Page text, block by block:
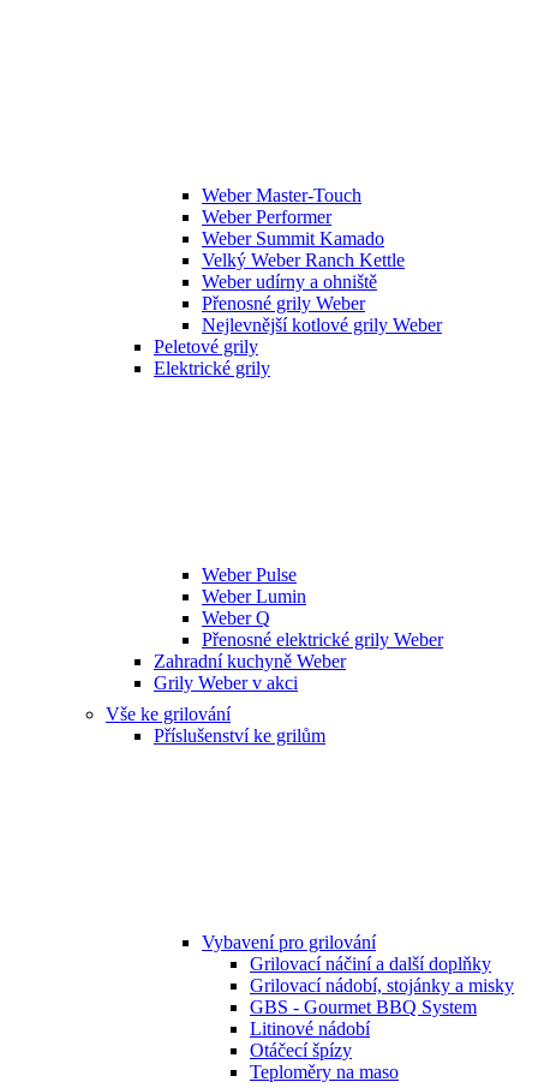
Weber Master-Touch
Weber Performer
Weber Summit Kamado
Velký Weber Ranch Kettle
Weber udírny a ohniště
Přenosné grily Weber
Nejlevnější kotlové grily Weber
Peletové grily
Elektrické grily
Weber Pulse
Weber Lumin
Weber Q
Přenosné elektrické grily Weber
Zahradní kuchyně Weber
Grily Weber v akci
Vše ke grilování
Příslušenství ke grilům
Vybavení pro grilování
Grilovací náčiní a další doplňky
Grilovací nádobí, stojánky a misky
GBS - Gourmet BBQ System
Litinové nádobí
Otáčecí špízy
Teploměry na maso